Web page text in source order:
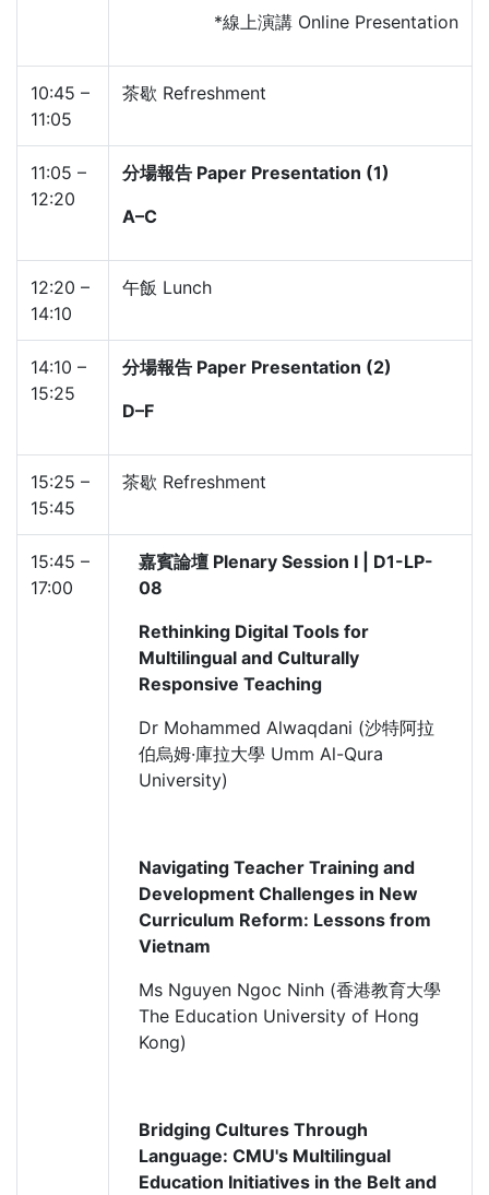
*線上演講 Online Presentation
10:45 –
11:05
茶歇 Refreshment
11:05 –
12:20
分場報告 Paper Presentation (1)
A–C
12:20 –
14:10
午飯 Lunch
14:10 –
15:25
分場報告 Paper Presentation (2)
D–F
15:25 –
15:45
茶歇 Refreshment
15:45 –
17:00
嘉賓論壇 Plenary Session I | D1-LP-
08
Rethinking Digital Tools for
Multilingual and Culturally
Responsive Teaching
Dr Mohammed Alwaqdani (沙特阿拉
伯烏姆·庫拉大學 Umm Al-Qura
University)
Navigating Teacher Training and
Development Challenges in New
Curriculum Reform: Lessons from
Vietnam
Ms Nguyen Ngoc Ninh (香港教育大學
The Education University of Hong
Kong)
Bridging Cultures Through
Language: CMU's Multilingual
Education Initiatives in the Belt and